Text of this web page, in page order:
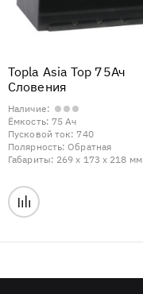
Topla Asia Top 75Ач
Словения
Наличие:
Ёмкость: 75 Ач
Пусковой ток: 740
Полярность:Обратная
Габариты: 269 x 173 x 218 мм